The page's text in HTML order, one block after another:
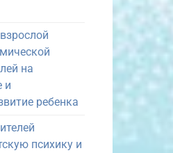
на
и
ребенка
психику и